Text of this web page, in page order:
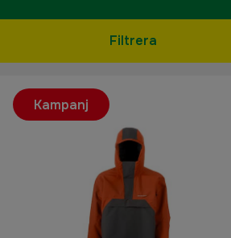
Filtrera
Kampanj